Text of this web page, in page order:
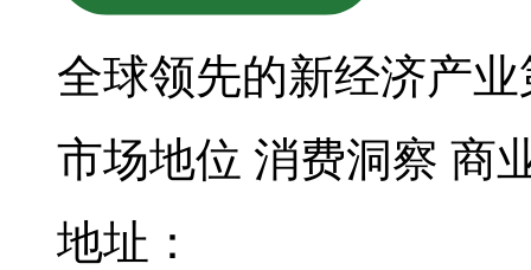
全球领先的新经济产
市场地位 消费洞察 商
地址：